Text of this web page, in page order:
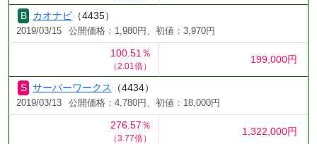
カオナビ （4435）
2019/03/15 公開価格：1,980円、初値：3,970円
100.51％
（2.01倍）
199,000円
サーバーワークス （4434）
2019/03/13 公開価格：4,780円、初値：18,000円
276.57％
（3.77倍）
1,322,000円